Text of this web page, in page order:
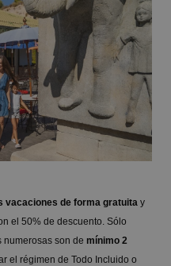
vacaciones de forma gratuita y
el 50% de descuento. Sólo
numerosas son de mínimo 2
el régimen de Todo Incluido o